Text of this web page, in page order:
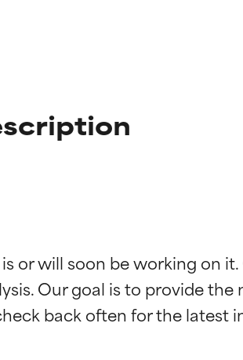
or will soon be working on
Our goal is to provide